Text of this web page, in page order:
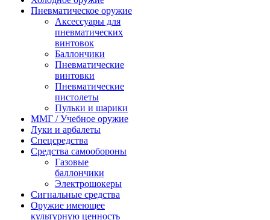
Пневматическое оружие
Аксессуары для
пневматических
винтовок
Баллончики
Пневматические
винтовки
Пневматические
пистолеты
Пульки и шарики
ММГ / Учебное оружие
Луки и арбалеты
Спецсредства
Средства самообороны
Газовые
баллончики
Электрошокеры
Сигнальные средства
Оружие имеющее
культурную ценность